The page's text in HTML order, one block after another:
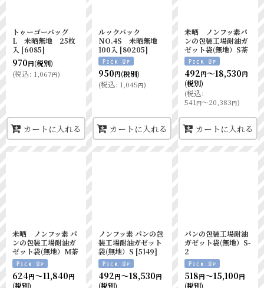
トゥーゴーバッグ
L 未晒無地 25枚
入 [6085]
970円(税別)
(税込: 1,067円)
カートに入れる
ルックバック
NO.4S 未晒無地
100入 [80205]
950円(税別)
(税込: 1,045円)
カートに入れる
未晒 ノンフッ素パ
ンの包装工場耐油ガ
ゼット袋(無地）S茶
492円～18,530円
(税別)
(税込:
541円～20,383円)
カートに入れる
未晒 ノンフッ素 パ
ンの包装工場耐油ガ
ゼット袋(無地）M茶
624円～11,840円
(税別)
ノンフッ素 パンの包
装工場耐油ガゼット
袋(無地）S [5149]
492円～18,530円
(税別)
パンの包装工場耐油
ガゼット袋(無地）S-
2
518円～15,100円
(税別)